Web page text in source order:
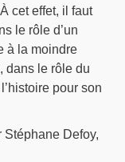
cet effet, il faut
le rôle d’un
à la moindre
dans le rôle du
pour son
Stéphane Defoy,